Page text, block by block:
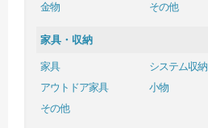
金物
その他
家具・収納
家具
システム収納
アウトドア家具
小物
その他